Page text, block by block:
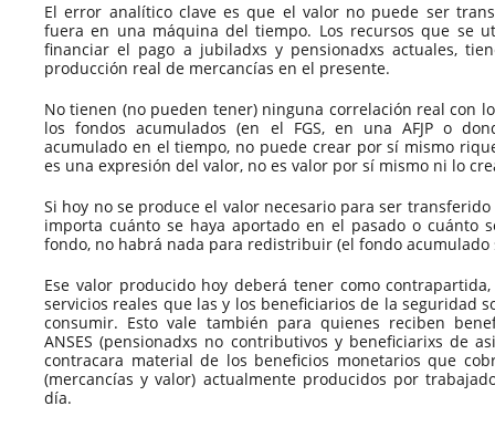
El error analítico clave es que el valor no puede ser
fuera en una máquina del tiempo. Los recursos que se
financiar el pago a jubiladxs y pensionadxs actuales,
producción real de mercancías en el presente.
No tienen (no pueden tener) ninguna correlación real con
los fondos acumulados (en el FGS, en una AFJP o
acumulado en el tiempo, no puede crear por sí mismo
es una expresión del valor, no es valor por sí mismo ni lo
Si hoy no se produce el valor necesario para ser
importa cuánto se haya aportado en el pasado o cuánto
fondo, no habrá nada para redistribuir (el fondo acumulado
Ese valor producido hoy deberá tener como
servicios reales que las y los beneficiarios de la seguridad
consumir. Esto vale también para quienes reciben
ANSES (pensionadxs no contributivos y beneficiarixs de
contracara material de los beneficios monetarios que
(mercancías y valor) actualmente producidos por
día.